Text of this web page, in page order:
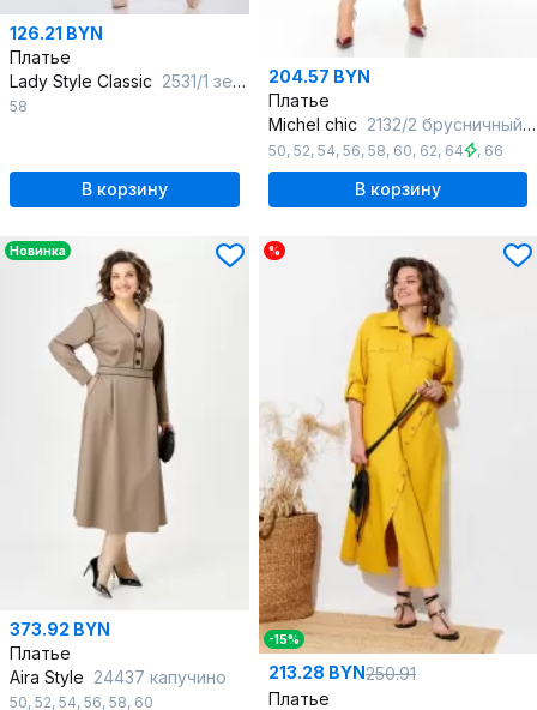
126.21 BYN
Платье
Lady Style Classic 2531/1 зеленый
58
В корзину
204.57 BYN
Платье
Michel chic 2132/2 брусничный_клетка
50, 52, 54, 56, 58, 60, 62, 64 , 66
В корзину
Новинка
373.92 BYN
Платье
Aira Style 24437 капучино
50, 52, 54, 56, 58, 60
%
-15%
213.28 BYN250.91
Платье